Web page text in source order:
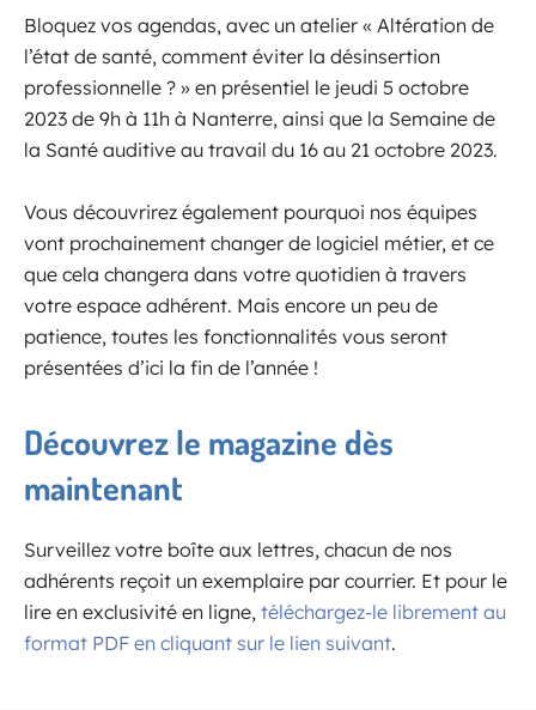
Bloquez vos agendas, avec un atelier « Altération de
l’état de santé, comment éviter la désinsertion
professionnelle ? » en présentiel le jeudi 5 octobre
2023 de 9h à 11h à Nanterre, ainsi que la Semaine de
la Santé auditive au travail du 16 au 21 octobre 2023.
Vous découvrirez également pourquoi nos équipes
vont prochainement changer de logiciel métier, et ce
que cela changera dans votre quotidien à travers
votre espace adhérent. Mais encore un peu de
patience, toutes les fonctionnalités vous seront
présentées d’ici la fin de l’année !
Découvrez le magazine dès
maintenant
Surveillez votre boîte aux lettres, chacun de nos
adhérents reçoit un exemplaire par courrier. Et pour le
lire en exclusivité en ligne, téléchargez-le librement au
format PDF en cliquant sur le lien suivant.